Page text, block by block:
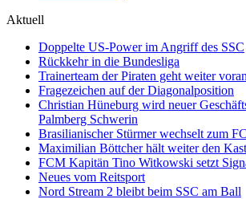
Aktuell
Doppelte US-Power im Angriff des SSC
Rückkehr in die Bundesliga
Trainerteam der Piraten geht weiter voran
Fragezeichen auf der Diagonalposition
Christian Hüneburg wird neuer
Palmberg Schwerin
Brasilianischer Stürmer wechselt zum
Maximilian Böttcher hält weiter den
FCM Kapitän Tino Witkowski setzt
Neues vom Reitsport
Nord Stream 2 bleibt beim SSC am Ball